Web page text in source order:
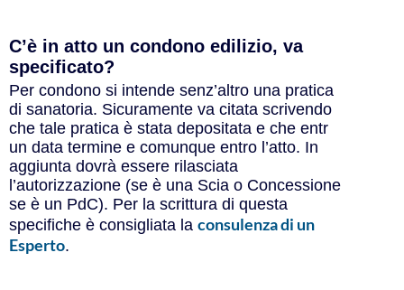
C’è in atto un condono edilizio, va
specificato?
Per condono si intende senz’altro una pratica
di sanatoria. Sicuramente va citata scrivendo
che tale pratica è stata depositata e che entr
un data termine e comunque entro l’atto. In
aggiunta dovrà essere rilasciata
l’autorizzazione (se è una Scia o Concessione
se è un PdC). Per la scrittura di questa
specifiche è consigliata la consulenza di un
Esperto.